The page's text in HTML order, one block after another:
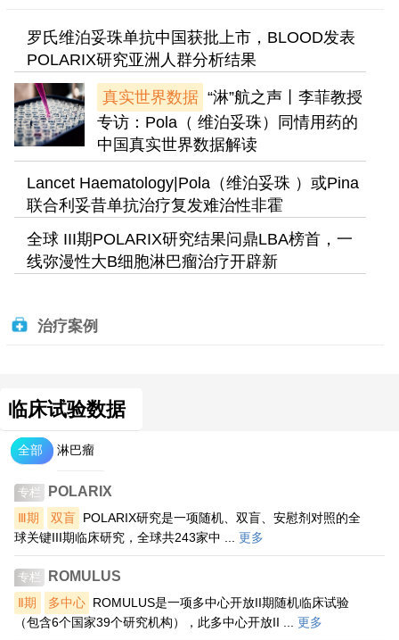
罗氏维泊妥珠单抗中国获批上市，BLOOD发表
POLARIX研究亚洲人群分析结果
真实世界数据 “淋”航之声丨李菲教授
专访：Pola（ 维泊妥珠）同情用药的
中国真实世界数据解读
Lancet Haematology|Pola（维泊妥珠 ）或Pina
联合利妥昔单抗治疗复发难治性非霍
全球 III期POLARIX研究结果问鼎LBA榜首，一
线弥漫性大B细胞淋巴瘤治疗开辟新
治疗案例
临床试验数据
全部 淋巴瘤
专栏 POLARIX
Ⅲ期 双盲 POLARIX研究是一项随机、双盲、安慰剂对照的全
球关键III期临床研究，全球共243家中 ... 更多
专栏 ROMULUS
Ⅱ期 多中心 ROMULUS是一项多中心开放II期随机临床试验
（包含6个国家39个研究机构），此多中心开放II ... 更多